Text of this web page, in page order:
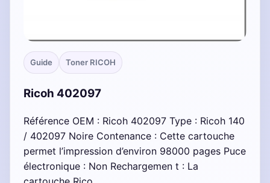
Guide Toner RICOH
Ricoh 402097
Référence OEM : Ricoh 402097 Type : Ricoh 140
/ 402097 Noire Contenance : Cette cartouche
permet l’impression d’environ 98000 pages Puce
électronique : Non Rechargemen t : La